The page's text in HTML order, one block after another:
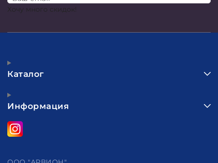
Хочу много скидок!
Каталог
Информация